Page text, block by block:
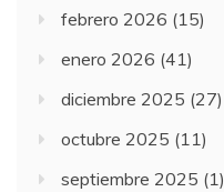
febrero 2026 (15)
enero 2026 (41)
diciembre 2025 (27)
octubre 2025 (11)
septiembre 2025 (1)